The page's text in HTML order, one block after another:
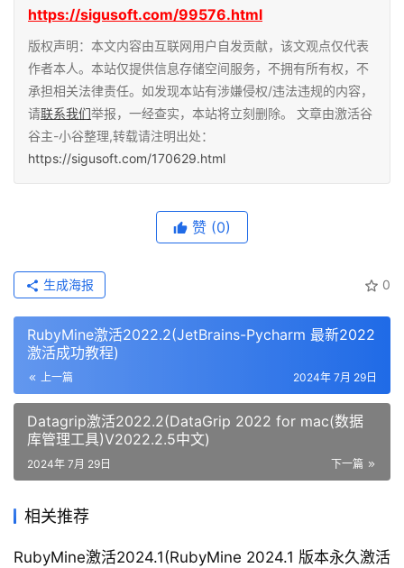
https://sigusoft.com/99576.html
版权声明：本文内容由互联网用户自发贡献，该文观点仅代表
作者本人。本站仅提供信息存储空间服务，不拥有所有权，不
承担相关法律责任。如发现本站有涉嫌侵权/违法违规的内容，
请联系我们举报，一经查实，本站将立刻删除。 文章由激活谷
谷主-小谷整理,转载请注明出处：
https://sigusoft.com/170629.html
赞 (0)
0
生成海报
RubyMine激活2022.2(JetBrains-Pycharm 最新2022
激活成功教程)
上一篇 2024年 7月 29日
Datagrip激活2022.2(DataGrip 2022 for mac(数据
库管理工具)V2022.2.5中文)
下一篇
2024年 7月 29日
相关推荐
RubyMine激活2024.1(RubyMine 2024.1 版本永久激活